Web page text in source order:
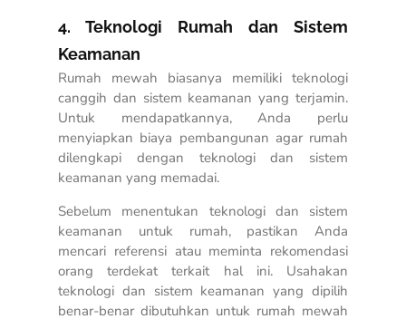
4. Teknologi Rumah dan Sistem
Keamanan
Rumah mewah biasanya memiliki teknologi
canggih dan sistem keamanan yang terjamin.
Untuk mendapatkannya, Anda perlu
menyiapkan biaya pembangunan agar rumah
dilengkapi dengan teknologi dan sistem
keamanan yang memadai.
Sebelum menentukan teknologi dan sistem
keamanan untuk rumah, pastikan Anda
mencari referensi atau meminta rekomendasi
orang terdekat terkait hal ini. Usahakan
teknologi dan sistem keamanan yang dipilih
benar-benar dibutuhkan untuk rumah mewah